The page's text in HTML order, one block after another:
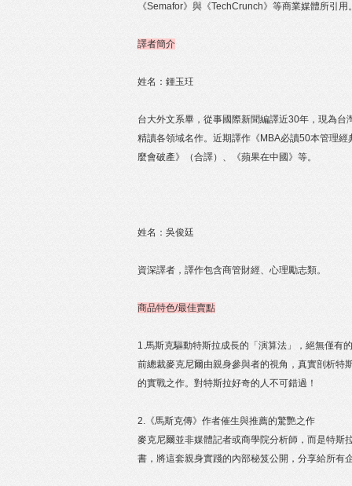
《Semafor》與《TechCrunch》等商業媒體所引用
譯者簡介
姓名：鍾玉玨
台大外文系畢，從事國際新聞編譯近30年，現為
精讀各領域名作。近期譯作《MBA必讀50本管理
麼會破產》（合譯）、《蘋果在中國》等。
姓名：吳俊廷
資深譯者，譯作包含商管財經、心理勵志類。
商品特色/最佳賣點
1.馬斯克驅動特斯拉成長的「演算法」，絕無僅有
前總裁麥克尼爾由親身參與者的視角，真實剖析特
的實戰之作。對特斯拉好奇的人不可錯過！
2.《馬斯克傳》作者催生與推薦的驚艷之作
麥克尼爾並非媒體記者或商學院分析師，而是特斯
書，將這套親身實踐的內部秘笈公開，分享給所有